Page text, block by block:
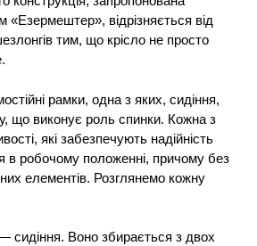
«Езермештер», відрізняється від
тим, що крісло не просто
рамки, одна з яких, сидіння,
що виконує роль спинки. Кожна з
які забезпечують надійність
в робочому положенні, причому без
елементів. Розглянемо кожну
сидіння. Воно збирається з двох